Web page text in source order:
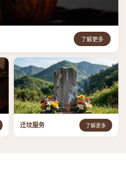
了解更多
迁坟服务 了解更多